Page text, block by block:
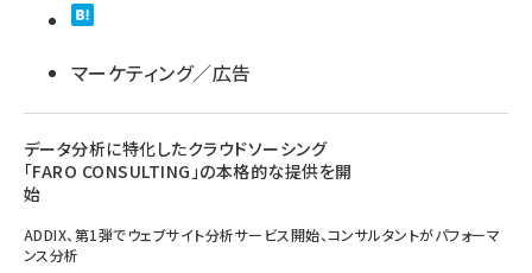
マーケティング／広告
データ分析に特化したクラウドソーシング
「FARO CONSULTING」の本格的な提供を開
始
ADDIX、第1弾でウェブサイト分析サービス開始、コンサルタントがパフォーマ
ンス分析